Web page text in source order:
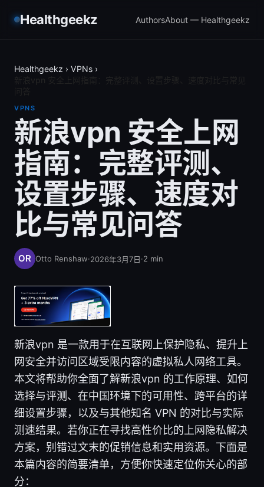
Healthgeekz AuthorsAbout — Healthgeekz
Healthgeekz › VPNs ›
VPNS
新浪vpn 安全上网
指南：完整评测、
设置步骤、速度对
比与常见问答
Otto Renshaw·2026年3月7日·2 min
新浪vpn 是一款用于在互联网上保护隐私、提升上
网安全并访问区域受限内容的虚拟私人网络工具。
本文将帮助你全面了解新浪vpn 的工作原理、如何
选择与评测、在中国环境下的可用性、跨平台的详
细设置步骤，以及与其他知名 VPN 的对比与实际
测速结果。若你正在寻找高性价比的上网隐私解决
方案，别错过文末的促销信息和实用资源。下面是
本篇内容的简要清单，方便你快速定位你关心的部
分：